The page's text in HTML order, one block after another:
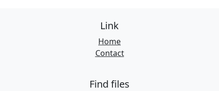
Link
Home
Contact
Find files